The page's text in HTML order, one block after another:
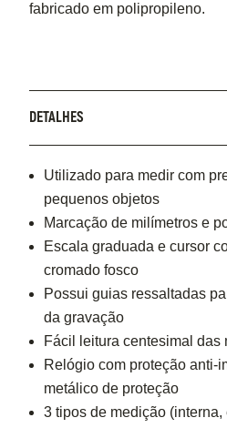
fabricado em polipropileno.
DETALHES
Utilizado para medir com
pequenos objetos
Marcação de milímetros e
Escala graduada e cursor
cromado fosco
Possui guias ressaltadas
da gravação
Fácil leitura​ centesimal das
Relógio com proteção anti-
metálico de proteção​
3 tipos de medição (interna,